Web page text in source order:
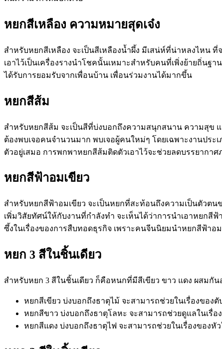
หยกสีเหลือง ความหมายสุดเจ๋ง
สำหรับหยกสีเหลือง จะเป็นสีเหลืองน้ำผึ้ง มีเสน่ห์ที่น่าหลงไหน
เอาไว้เป็นเครื่องรางนำโชคนั้นเหมาะสำหรับคนที่เพิ่งย้ายถิ่น
ได้รับการยอมรับจากเพื่อนบ้าน เพื่อนร่วมงานได้มากขึ้น
หยกสีส้ม
สำหรับหยกสีส้ม จะเป็นสีที่บ่งบอกถึงความสนุกสนาน ความสุข
ต้องพบเจอคนจำนวนมาก พบเจอผู้คนใหม่ๆ โดยเฉพาะงานประ
ตัวอยู่เสมอ การพกพาหยกสีส้มติดตัวเอาไว้จะช่วยลดบรรยากา
หยกสีฟ้าอมเขียว
สำหรับหยกสีฟ้าอมเขียว จะเป็นหยกที่สะท้อนถึงความเป็นตัวต
เพิ่มวิสัยทัศน์ให้กับงานที่กำลังทำ จะเห็นได้ว่าการนำเอาหยกสี
ซึ้งในเรื่องของการสืบทอดธุรกิจ เพราะคนจีนนิยมนำหยกสีฟ้าอ
หยก 3 สีในชิ้นเดียว
สำหรับหยก 3 สีในชิ้นเดียว ก็คือหนกที่มีสีเขียว ขาว แดง ผสมกั
หยกสีเขียว บ่งบอกถึงธาตุไม้ จะสามารถช่วยในเรื่องของ
หยกสีขาว บ่งบอกถึงธาตุโลหะ จะสามารถช่วยดูแลในเรื่อ
หยกสีแดง บ่งบอกถึงธาตุไฟ จะสามารถช่วยในเรื่องของหั